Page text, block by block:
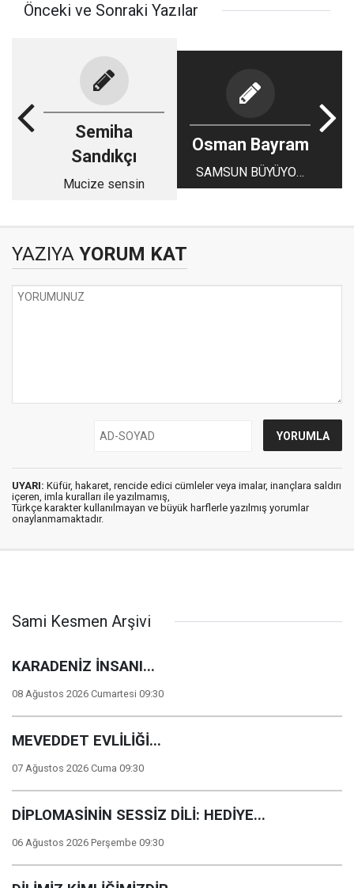
Önceki ve Sonraki Yazılar
Semiha
Sandıkçı
Mucize sensin
Osman Bayram
SAMSUN BÜYÜYOR
MU, YOKSA SADECE
YAZIYA YORUM KAT
UYARI: Küfür, hakaret, rencide edici cümleler veya imalar, inançlara saldırı
içeren, imla kuralları ile yazılmamış,
Türkçe karakter kullanılmayan ve büyük harflerle yazılmış yorumlar
onaylanmamaktadır.
Sami Kesmen Arşivi
KARADENİZ İNSANI...
08 Ağustos 2026 Cumartesi 09:30
MEVEDDET EVLİLİĞİ...
07 Ağustos 2026 Cuma 09:30
DİPLOMASİNİN SESSİZ DİLİ: HEDİYE...
06 Ağustos 2026 Perşembe 09:30